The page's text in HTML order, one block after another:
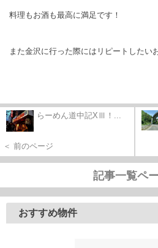
料理もお酒も最高に満足です！
また金沢に行った際にはリピートしたい
らーめん道中記XⅢ！...
＜ 前のページ
記事一覧ペ
おすすめ物件